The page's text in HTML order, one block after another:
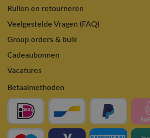
Ruilen en retourneren
Veelgestelde Vragen (FAQ)
Group orders & bulk
Cadeaubonnen
Vacatures
Betaalmethoden